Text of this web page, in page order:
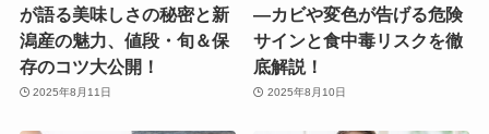
が語る美味しさの秘密と新
潟産の魅力、値段・旬＆保
存のコツ大公開！
2025年8月11日
—カビや変色が告げる危険
サインと食中毒リスクを徹
底解説！
2025年8月10日